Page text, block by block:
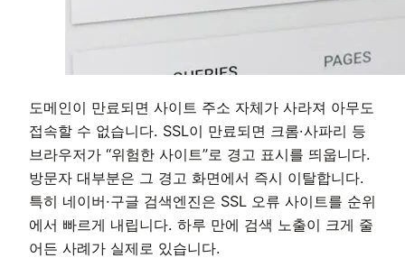
도메인이 만료되면 사이트 주소 자체가 사라져 아무도
접속할 수 없습니다. SSL이 만료되면 크롬·사파리 등
브라우저가 “위험한 사이트”로 경고 표시를 띄웁니다.
방문자 대부분은 그 경고 화면에서 즉시 이탈합니다.
특히 네이버·구글 검색엔진은 SSL 오류 사이트를 순위
에서 빠르게 내립니다. 하루 만에 검색 노출이 크게 줄
어든 사례가 실제로 있습니다.